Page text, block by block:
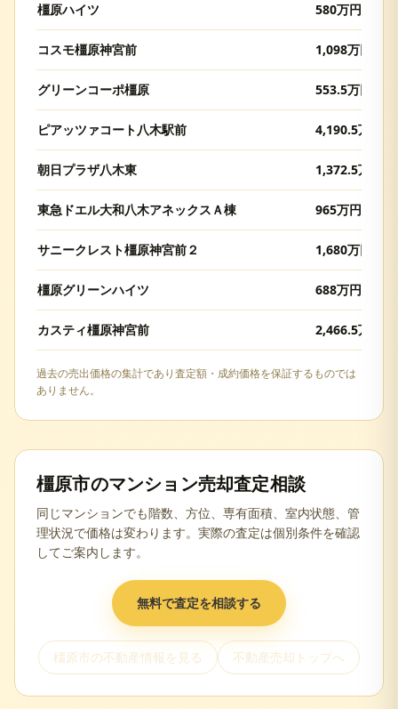
橿原ハイツ 580万円
コスモ橿原神宮前 1,098万円
グリーンコーポ橿原 553.5万円
ピアッツァコート八木駅前 4,190.5万円
朝日プラザ八木東 1,372.5万円
東急ドエル大和八木アネックスＡ棟 965万円
サニークレスト橿原神宮前２ 1,680万円
橿原グリーンハイツ 688万円
カスティ橿原神宮前 2,466.5万円
過去の売出価格の集計であり査定額・成約価格を保証するものでは
ありません。
橿原市のマンション売却査定相談
同じマンションでも階数、方位、専有面積、室内状態、管
理状況で価格は変わります。実際の査定は個別条件を確認
してご案内します。
無料で査定を相談する
橿原市 の不動産情報を見る 不動産売却トップへ